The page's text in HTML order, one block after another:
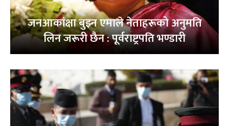
जनआकांक्षा बुझ्न एमाले नेताहरूको अनुमति
लिन जरूरी छैन : पूर्वराष्ट्रपति भण्डारी